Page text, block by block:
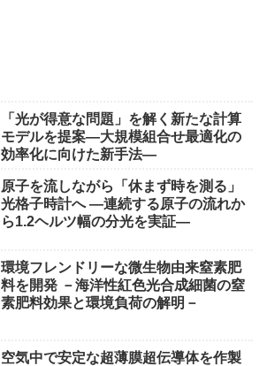
「光が得意な問題」を解く新たな計算
モデルを提案―大規模組合せ最適化の
効率化に向けた新手法―
原子を流しながら「休まず時を測る」
光格子時計へ ―連続する原子の流れか
ら1.2ヘルツ幅の分光を実証―
環境フレンドリーな微生物由来窒素肥
料を開発 －海洋性紅色光合成細菌の窒
素肥料効果と環境負荷の解明－
空気中で安定な超薄膜超伝導体を作製